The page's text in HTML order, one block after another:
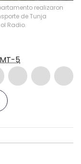
realizaron
de Tunja
Radio.
5